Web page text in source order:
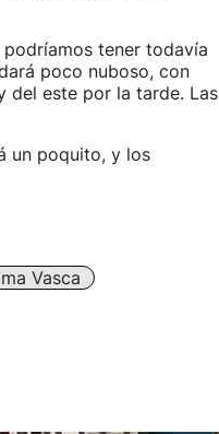
tener todavía
poco nuboso, con
del este por la tarde. Las
un poquito, y los
Vasca